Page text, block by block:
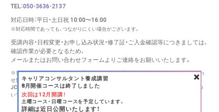
キャリアコンサルタント養成講習
8月開催コースは終了しました
次回は12月開講！
土曜コース・日曜コースを予定しています。
詳細は近日公開いたします！
×
TEL：050-3636-2137
対応日時：平日・土日祝 10:00〜16:00
※対応時間であっても、つながりにくい場合がございます。
受講内容・日程変更・お申し込み状況・修了証・ご入金確認等につきましては、
確認作業が必要となるため、
メールまたはお問い合わせフォームより ご連絡をお願いいたします。
※当窓口は、キャリコンシーオー（株式会社リバース）が実施する講習に関するお問い合わ
せ窓口です。
JCDA様、キャリアコンサルタント登録センター様、その他団体様の講習・更新手続きにつ
いては、各団体様へ直接お問い合わせください。
Copyright (C) RE:BIRTH INC., All rights reserved.